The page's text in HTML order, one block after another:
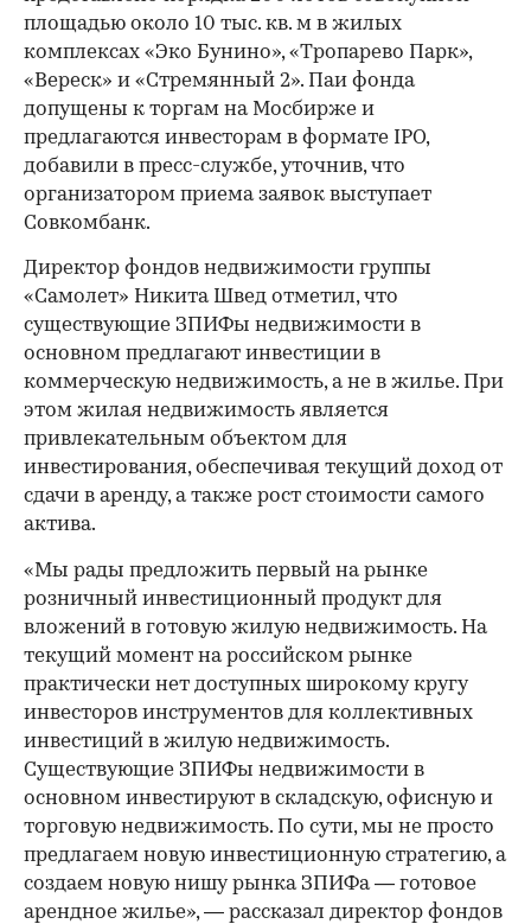
площадью около 10 тыс. кв. м в жилых
комплексах «Эко Бунино», «Тропарево Парк»,
«Вереск» и «Стремянный 2». Паи фонда
допущены к торгам на Мосбирже и
предлагаются инвесторам в формате IPO,
добавили в пресс-службе, уточнив, что
организатором приема заявок выступает
Совкомбанк.
Директор фондов недвижимости группы
«Самолет» Никита Швед отметил, что
существующие ЗПИФы недвижимости в
основном предлагают инвестиции в
коммерческую недвижимость, а не в жилье. При
этом жилая недвижимость является
привлекательным объектом для
инвестирования, обеспечивая текущий доход от
сдачи в аренду, а также рост стоимости самого
актива.
00:00 / 00:00
«Мы рады предложить первый на рынке
розничный инвестиционный продукт для
вложений в готовую жилую недвижимость. На
текущий момент на российском рынке
практически нет доступных широкому кругу
инвесторов инструментов для коллективных
инвестиций в жилую недвижимость.
Существующие ЗПИФы недвижимости в
основном инвестируют в складскую, офисную и
торговую недвижимость. По сути, мы не просто
предлагаем новую инвестиционную стратегию, а
создаем новую нишу рынка ЗПИФа — готовое
арендное жилье», — рассказал директор фондов